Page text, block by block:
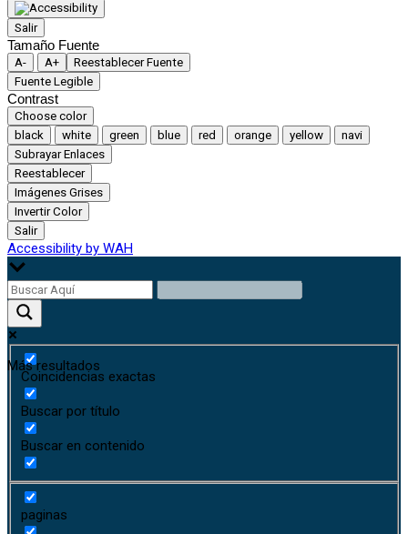
Salir
Tamaño Fuente
A- A+
Reestablecer Fuente
Fuente Legible
Contrast
Choose color
black
white green blue red orange yellow
navi
Subrayar Enlaces
Reestablecer
Imágenes Grises
Invertir Color
Salir
Accessibility by WAH
Más resultados
Coincidencias exactas
Buscar por título
Buscar en contenido
paginas